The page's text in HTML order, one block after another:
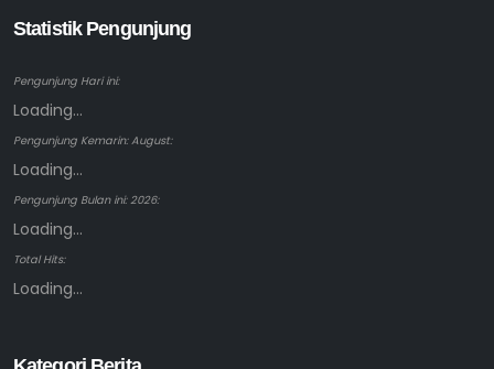
Statistik Pengunjung
Pengunjung Hari ini:
Loading...
Pengunjung Kemarin: August:
Loading...
Pengunjung Bulan ini: 2026:
Loading...
Total Hits:
Loading...